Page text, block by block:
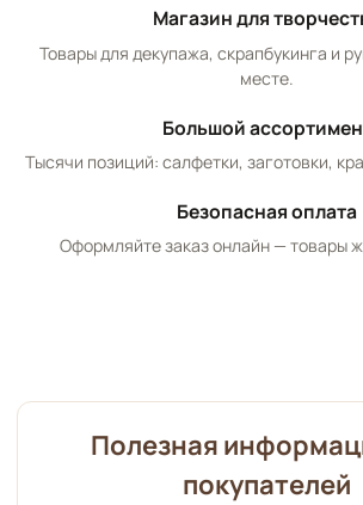
Магазин для
Товары для декупажа, скрапбукинга и
месте.
Большой
Тысячи позиций: салфетки, заготовки,
Безопасная оплата
Оформляйте заказ онлайн — товары
Полезная
покупателей